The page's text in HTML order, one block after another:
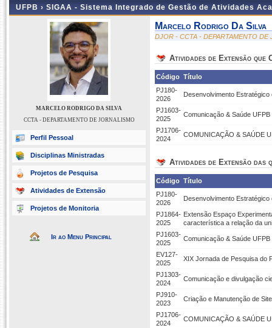
UFPB › SIGAA - Sistema Integrado de Gestão de Atividades
MARCELO RODRIGO DA SILVA
CCTA - DEPARTAMENTO DE JORNALISMO
Perfil Pessoal
Disciplinas Ministradas
Projetos de Pesquisa
Atividades de Extensão
Projetos de Monitoria
Ir ao Menu Principal
Marcelo Rodrigo Da Silva
DJOR - CCTA - DEPARTAMENTO DE
Atividades de Extensão que
Código Título
PJ180-
2026
Desenvolvimento
PJ1603-
2025
Comunicação & Saúde
PJ1706-
2024
COMUNICAÇÃO & SAÚDE
Atividades de Extensão das
Código Título
PJ180-
2026
Desenvolvimento
PJ1864-
2025
Extensão Espaço
característica a relação da
PJ1603-
2025
Comunicação & Saúde
EV127-
2025
XIX Jornada de Pesquisa do
PJ1303-
2024
Comunicação e divulgação
PJ910-
2023
Criação e Manutenção de
PJ1706-
2024
COMUNICAÇÃO & SAÚDE